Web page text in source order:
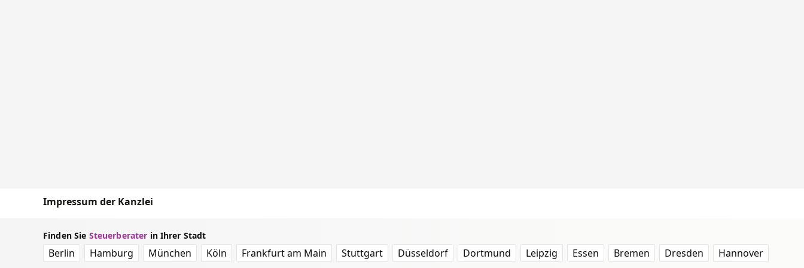
Impressum der Kanzlei
Finden Sie Steuerberater in Ihrer Stadt
Berlin Hamburg München Köln Frankfurt am Main Stuttgart Düsseldorf Dortmund Leipzig Essen Bremen Dresden Hannover